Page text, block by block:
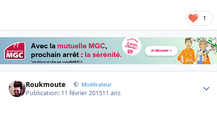
1
Roukmoute Modérateur
Publication: 11 février 201511 ans